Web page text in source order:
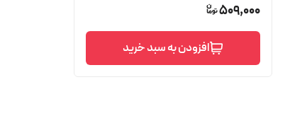
509,000
افزودن به سبد خرید